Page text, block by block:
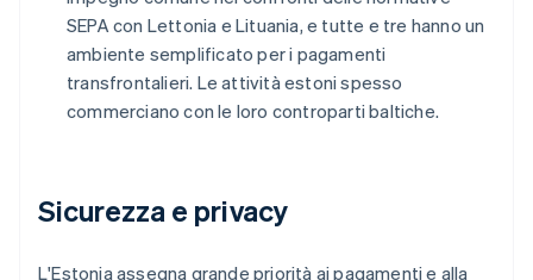
SEPA con Lettonia e Lituania, e tutte e tre hanno un
ambiente semplificato per i pagamenti
transfrontalieri. Le attività estoni spesso
commerciano con le loro controparti baltiche.
Sicurezza e privacy
L'Estonia assegna grande priorità ai pagamenti e alla